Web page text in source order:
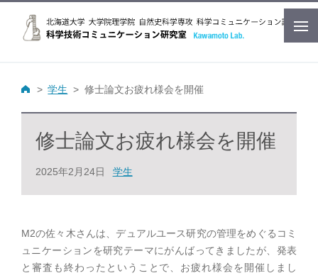
学生 修士論文お疲れ様会を開催
修士論文お疲れ様会を開催
2025年2月24日 学生
M2の佐々木さんは、デュアルユース研究の管理をめぐるコミ
ュニケーションを研究テーマにがんばってきましたが、発表
と審査も終わったということで、お疲れ様会を開催しまし